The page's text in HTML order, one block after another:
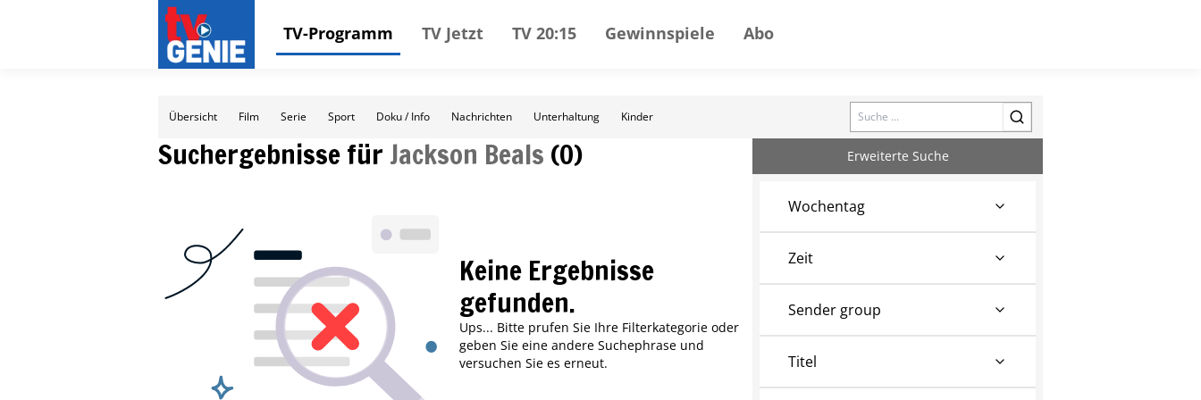
TV-Programm TV Jetzt TV 20:15 Gewinnspiele Abo
Übersicht Film Serie Sport Doku / Info Nachrichten Unterhaltung Kinder Search
Suchergebnisse für Jackson Beals (0)
Keine Ergebnisse
gefunden.
Ups... Bitte prufen Sie Ihre Filterkategorie oder
geben Sie eine andere Suchephrase und
versuchen Sie es erneut.
Erweiterte Suche
Wochentag
Zeit
Sender group
Titel